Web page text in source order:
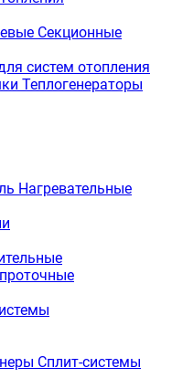
Секционные
систем отопления
Теплогенераторы
Нагревательные
Сплит-системы